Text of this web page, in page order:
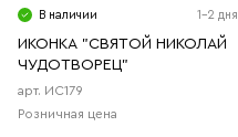
В наличии 1-2 дня
ИКОНКА "СВЯТОЙ НИКОЛАЙ
ЧУДОТВОРЕЦ"
арт. ИС179
Розничная цена